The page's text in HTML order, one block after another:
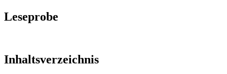
Leseprobe
Inhaltsverzeichnis